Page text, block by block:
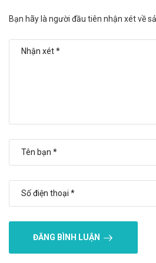
Nguồn gốc, xuất xứ rõ ràng
Số lần sử dụng trong ngày ít.
Tác dụng không mong
Joint MaxxGlu 1000mg
Báo ngay cho bác sĩ các phản ứng
pháp xử trí kịp thời.
1000mg
Tương tác có thể làm giảm hiệu
Bạn hãy là người đầu tiên nhận xét về
ĐĂNG BÌNH LUẬN